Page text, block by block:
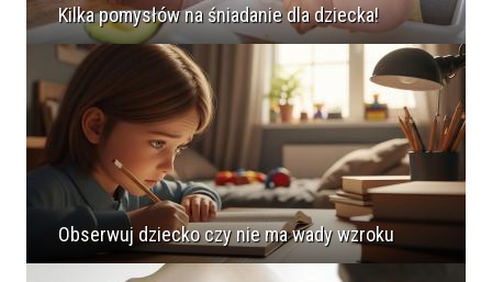
Kilka pomysłów na śniadanie dla dziecka!
Obserwuj dziecko czy nie ma wady wzroku